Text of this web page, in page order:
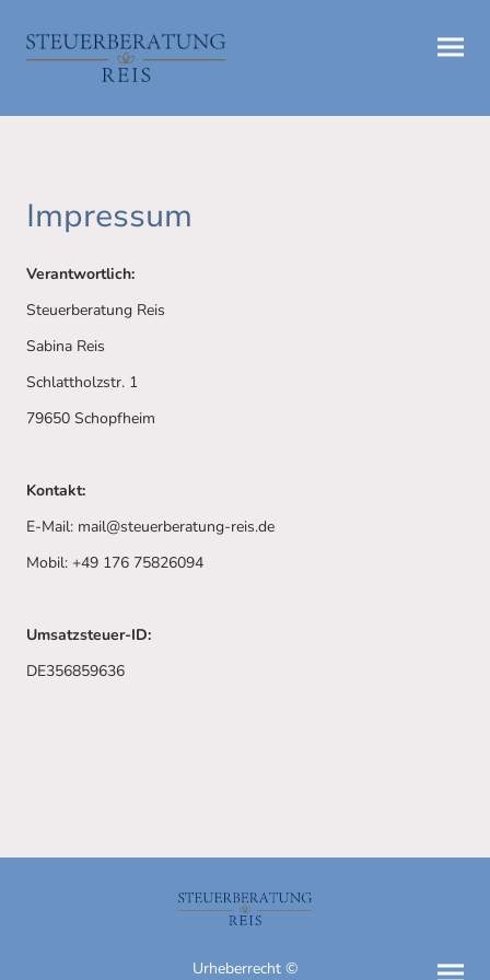
Impressum
Verantwortlich:
Steuerberatung Reis
Sabina Reis
Schlattholzstr. 1
79650 Schopfheim
Kontakt:
E-Mail: mail@steuerberatung-reis.de
Mobil: +49 176 75826094
Umsatzsteuer-ID:
DE356859636
Urheberrecht ©